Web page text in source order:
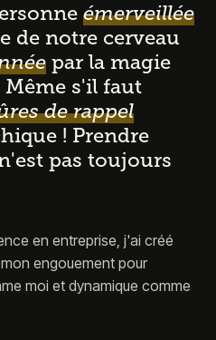
émerveillée
de notre cerveau
par la magie
Même s'il faut
de rappel
! Prendre
pas toujours
en entreprise, j'ai créé
engouement pour
moi et dynamique comme